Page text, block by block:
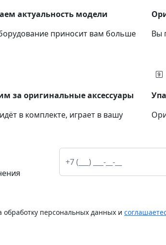
актуальность модели
приносит вам больше
Вы
за оригинальные аксессуары
в комплекте, играет в вашу
обработку персональных данных и